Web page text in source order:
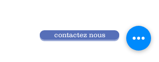
contactez nous